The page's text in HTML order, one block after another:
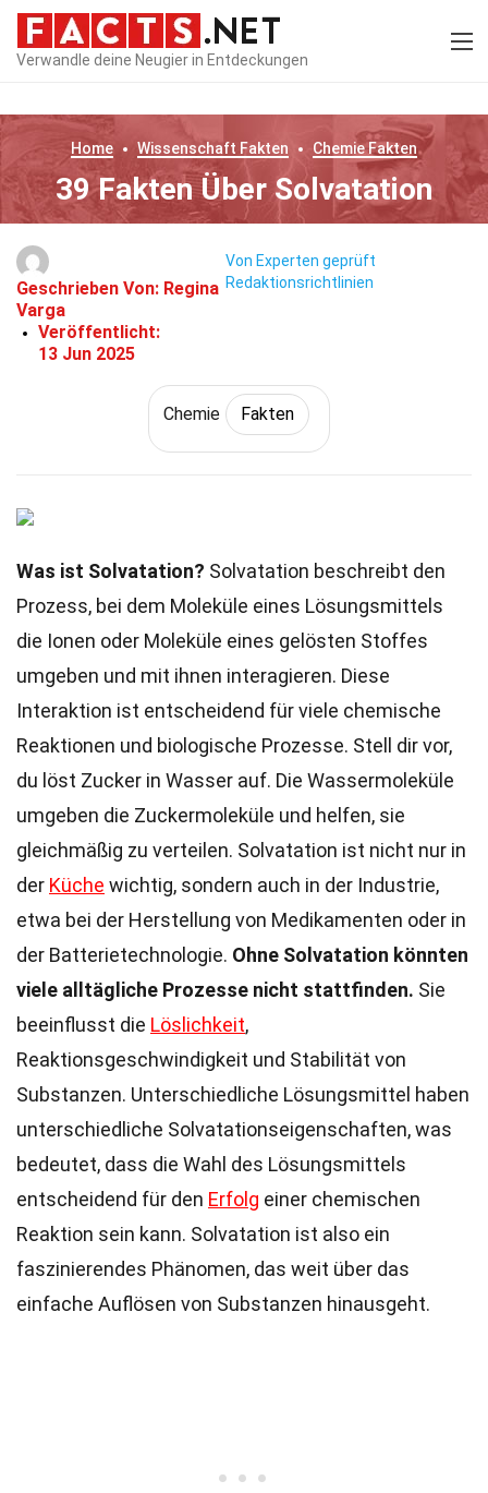
Verwandle deine Neugier in Entdeckungen
Home Wissenschaft Fakten ChemieFakten
39 Fakten Über Solvatation
Geschrieben Von: Regina
Varga
Veröffentlicht:
13 Jun 2025
Von Experten geprüft
Redaktionsrichtlinien
Chemie Fakten
Was ist Solvatation? Solvatation beschreibt den
Prozess, bei dem Moleküle eines Lösungsmittels
die Ionen oder Moleküle eines gelösten Stoffes
umgeben und mit ihnen interagieren. Diese
Interaktion ist entscheidend für viele chemische
Reaktionen und biologische Prozesse. Stell dir vor,
du löst Zucker in Wasser auf. Die Wassermoleküle
umgeben die Zuckermoleküle und helfen, sie
gleichmäßig zu verteilen. Solvatation ist nicht nur in
der Küche wichtig, sondern auch in der Industrie,
etwa bei der Herstellung von Medikamenten oder in
der Batterietechnologie. Ohne Solvatation könnten
viele alltägliche Prozesse nicht stattfinden. Sie
beeinflusst die Löslichkeit,
Reaktionsgeschwindigkeit und Stabilität von
Substanzen. Unterschiedliche Lösungsmittel haben
unterschiedliche Solvatationseigenschaften, was
bedeutet, dass die Wahl des Lösungsmittels
entscheidend für den Erfolg einer chemischen
Reaktion sein kann. Solvatation ist also ein
faszinierendes Phänomen, das weit über das
einfache Auflösen von Substanzen hinausgeht.